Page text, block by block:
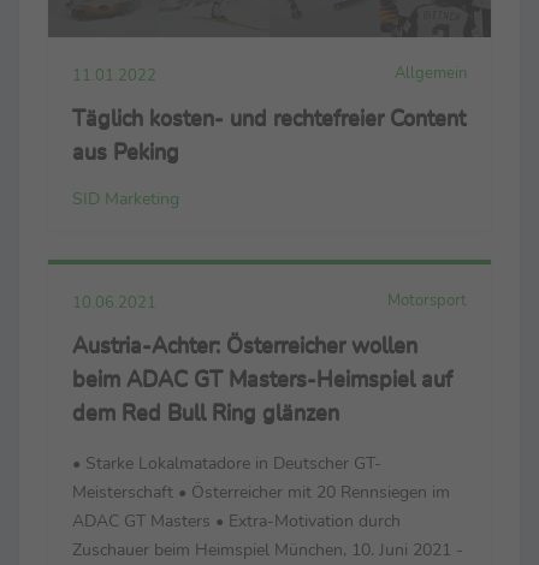
11.01.2022 Allgemein
Täglich kosten- und rechtefreier Content
aus Peking
SID Marketing
10.06.2021 Motorsport
Austria-Achter: Österreicher wollen
beim ADAC GT Masters-Heimspiel auf
dem Red Bull Ring glänzen
• Starke Lokalmatadore in Deutscher GT-
Meisterschaft • Österreicher mit 20 Rennsiegen im
ADAC GT Masters • Extra-Motivation durch
Zuschauer beim Heimspiel München, 10. Juni 2021 -